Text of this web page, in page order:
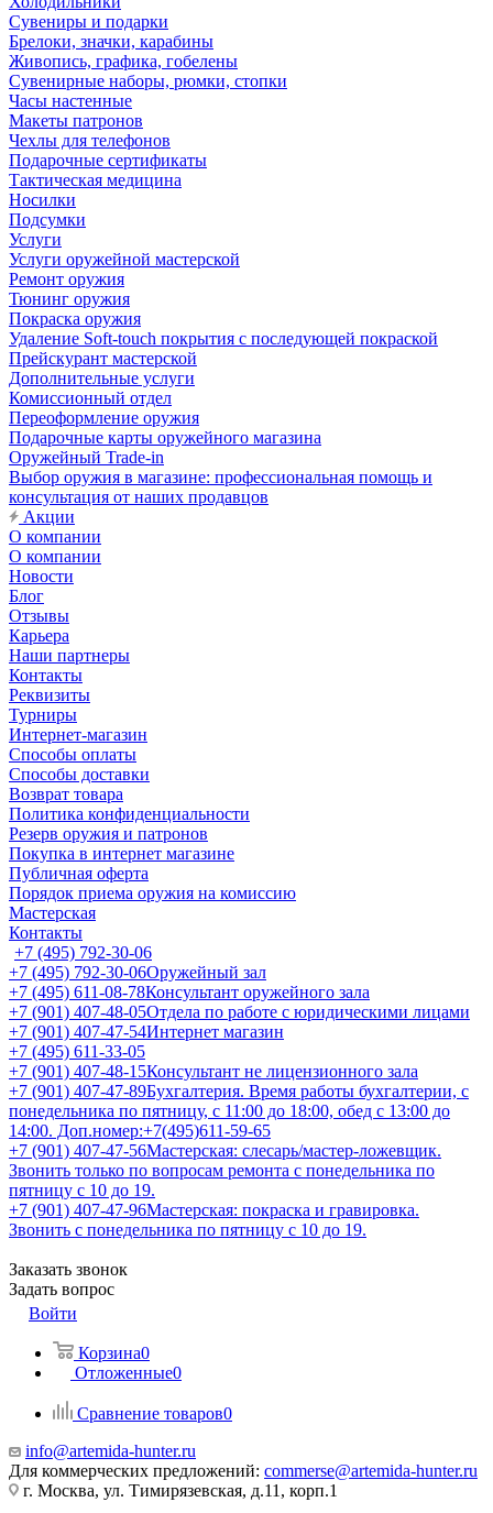
Сувениры и подарки
Брелоки, значки, карабины
Живопись, графика, гобелены
Сувенирные наборы, рюмки, стопки
Часы настенные
Макеты патронов
Чехлы для телефонов
Подарочные сертификаты
Тактическая медицина
Носилки
Подсумки
Услуги
Услуги оружейной мастерской
Ремонт оружия
Тюнинг оружия
Покраска оружия
Удаление Soft-touch покрытия с последующей покраской
Прейскурант мастерской
Дополнительные услуги
Комиссионный отдел
Переоформление оружия
Подарочные карты оружейного магазина
Оружейный Trade-in
Выбор оружия в магазине: профессиональная помощь и
консультация от наших продавцов
Акции
О компании
О компании
Новости
Блог
Отзывы
Карьера
Наши партнеры
Контакты
Реквизиты
Турниры
Интернет-магазин
Способы оплаты
Способы доставки
Возврат товара
Политика конфиденциальности
Резерв оружия и патронов
Покупка в интернет магазине
Публичная оферта
Порядок приема оружия на комиссию
Мастерская
Контакты
+7 (495) 792-30-06
+7 (495) 792-30-06Оружейный зал
+7 (495) 611-08-78Консультант оружейного зала
+7 (901) 407-48-05Отдела по работе с юридическими лицами
+7 (901) 407-47-54Интернет магазин
+7 (495) 611-33-05
+7 (901) 407-48-15Консультант не лицензионного зала
+7 (901) 407-47-89Бухгалтерия. Время работы бухгалтерии, с
понедельника по пятницу, с 11:00 до 18:00, обед с 13:00 до
14:00. Доп.номер:+7(495)611-59-65
+7 (901) 407-47-56Мастерская: слесарь/мастер-ложевщик.
Звонить только по вопросам ремонта с понедельника по
пятницу с 10 до 19.
+7 (901) 407-47-96Мастерская: покраска и гравировка.
Звонить с понедельника по пятницу с 10 до 19.
Заказать звонок
Задать вопрос
Войти
Корзина0
Отложенные0
Сравнение товаров0
info@artemida-hunter.ru
Для коммерческих предложений: commerse@artemida-hunter.ru
г. Москва, ул. Тимирязевская, д.11, корп.1